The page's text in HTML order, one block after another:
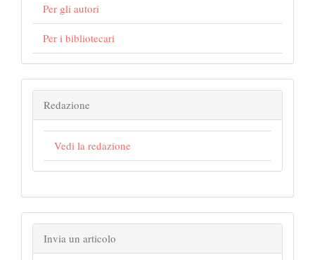
Per gli autori
Per i bibliotecari
Redazione
Vedi la redazione
Invia un articolo